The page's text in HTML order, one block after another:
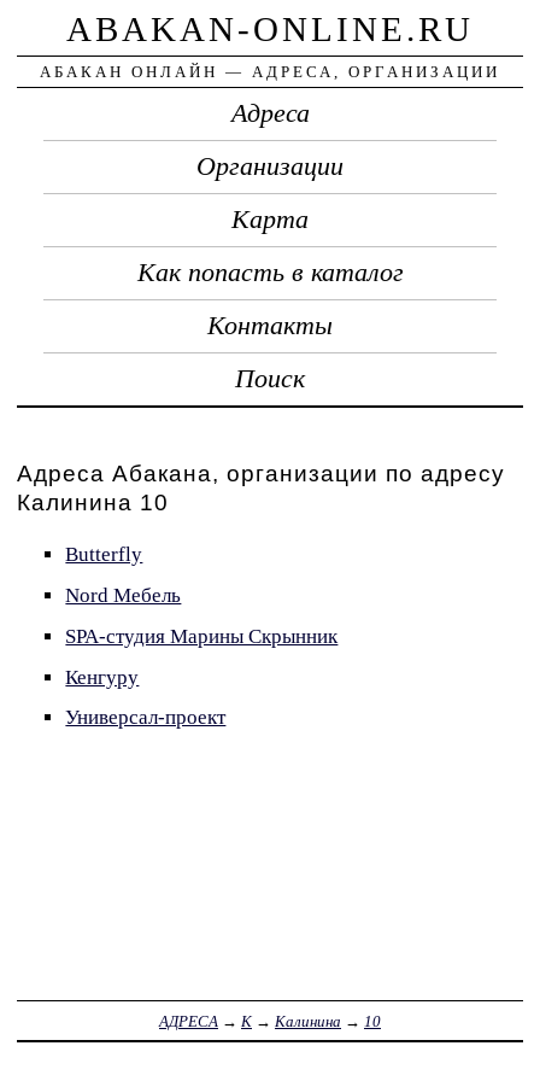
ABAKAN-ONLINE.RU
АБАКАН ОНЛАЙН — АДРЕСА, ОРГАНИЗАЦИИ
Адреса
Организации
Карта
Как попасть в каталог
Контакты
Поиск
Адреса Абакана, организации по адресу
Калинина 10
Butterfly
Nord Мебель
SPA-студия Марины Скрынник
Кенгуру
Универсал-проект
АДРЕСА → К → Калинина → 10